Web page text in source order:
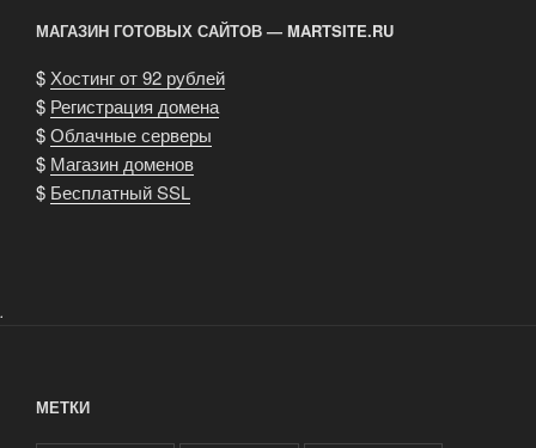
МАГАЗИН ГОТОВЫХ САЙТОВ — MARTSITE.RU
$ Хостинг от 92 рублей
$ Регистрация домена
$Облачные серверы
$ Магазин доменов
$ Бесплатный SSL
.
МЕТКИ